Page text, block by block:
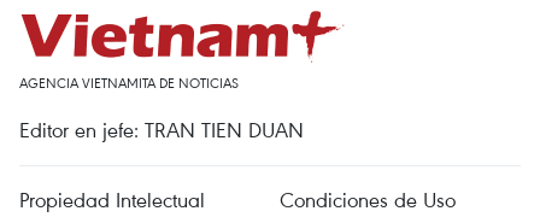
AGENCIA VIETNAMITA DE NOTICIAS
Editor en jefe: TRAN TIEN DUAN
Propiedad Intelectual Condiciones de Uso